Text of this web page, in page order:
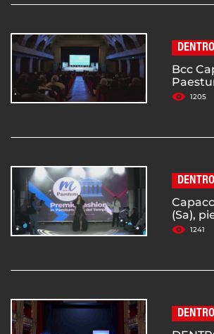
Bcc
1205
(Sa),
1241